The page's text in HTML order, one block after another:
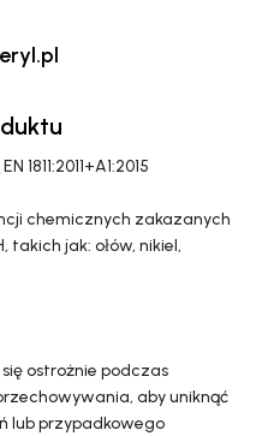
1811:2011+A1:2015
chemicznych zakazanych
takich jak: ołów, nikiel,
ostrożnie podczas
aby uniknąć
lub przypadkowego